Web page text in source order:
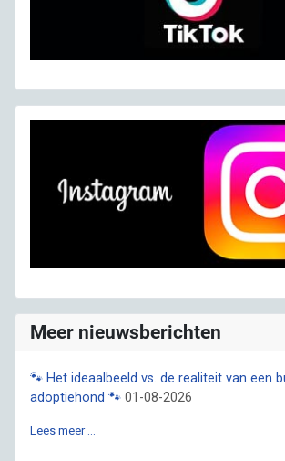
Meer nieuwsberichten
🐾 Het ideaalbeeld vs. de realiteit van een
adoptiehond 🐾 01-08-2026
Lees meer …